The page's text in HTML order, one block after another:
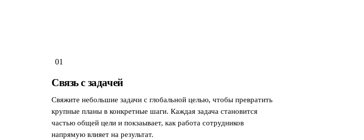
01
Связь с задачей
Свяжите небольшие задачи с глобальной целью, чтобы превратить
крупные планы в конкретные шаги. Каждая задача становится
частью общей цели и покзаывает, как работа сотрудников
напрямую влияет на результат.